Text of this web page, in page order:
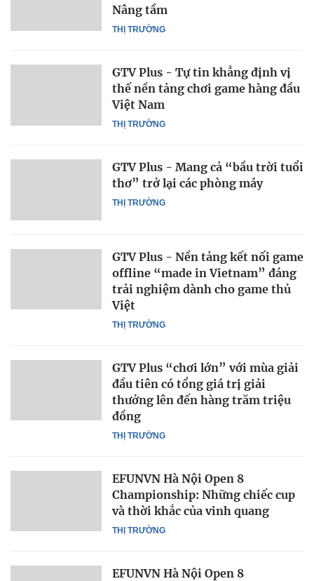
THỊ TRƯỜNG
Nâng tầm
THỊ TRƯỜNG
GTV Plus - Tự tin khẳng định vị
thế nền tảng chơi game hàng đầu
Việt Nam
THỊ TRƯỜNG
GTV Plus - Mang cả “bầu trời tuổi
thơ” trở lại các phòng máy
THỊ TRƯỜNG
GTV Plus - Nền tảng kết nối game
offline “made in Vietnam” đáng
trải nghiệm dành cho game thủ
Việt
THỊ TRƯỜNG
GTV Plus “chơi lớn” với mùa giải
đầu tiên có tổng giá trị giải
thưởng lên đến hàng trăm triệu
đồng
THỊ TRƯỜNG
EFUNVN Hà Nội Open 8
Championship: Những chiếc cup
và thời khắc của vinh quang
EFUNVN Hà Nội Open 8